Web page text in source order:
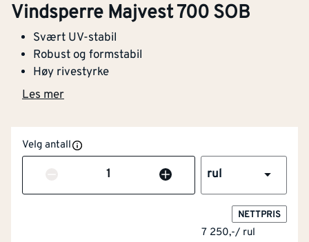
Vindsperre Majvest 700 SOB
Svært UV-stabil
Robust og formstabil
Høy rivestyrke
Les mer
Velg antall
Antall rul
NETTPRIS
7 250,-/ rul